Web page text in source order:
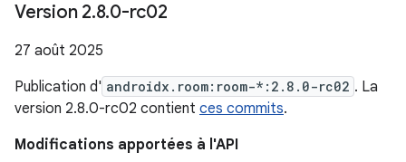
Version 2.8.0-rc02
27 août 2025
Publication d' androidx.room:room-*:2.8.0-rc02 . La
version 2.8.0-rc02 contient ces commits.
Modifications apportées à l'API